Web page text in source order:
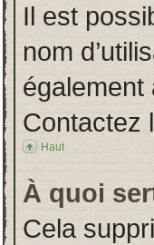
Il est
nom
également
Contactez
Haut
À quoi
Cela